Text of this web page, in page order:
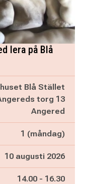
lera på Blå
Blå Stället
torg 13
Angered
1 (måndag)
10 augusti 2026
Pågår mellan
14.00 - och
16.30